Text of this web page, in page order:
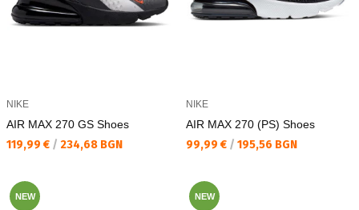
NIKE
AIR MAX 270 GS Shoes
Текуща цена:
119,99 € / 234,68 BGN
NIKE
AIR MAX 270 (PS) Shoes
Текуща цена:
99,99 € / 195,56 BGN
NEW NEW